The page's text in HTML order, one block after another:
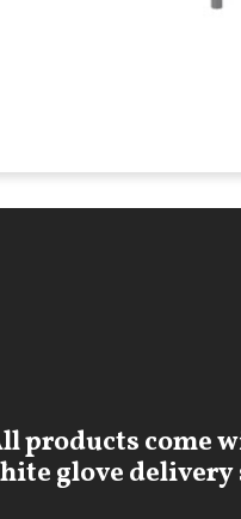
products come
glove delivery